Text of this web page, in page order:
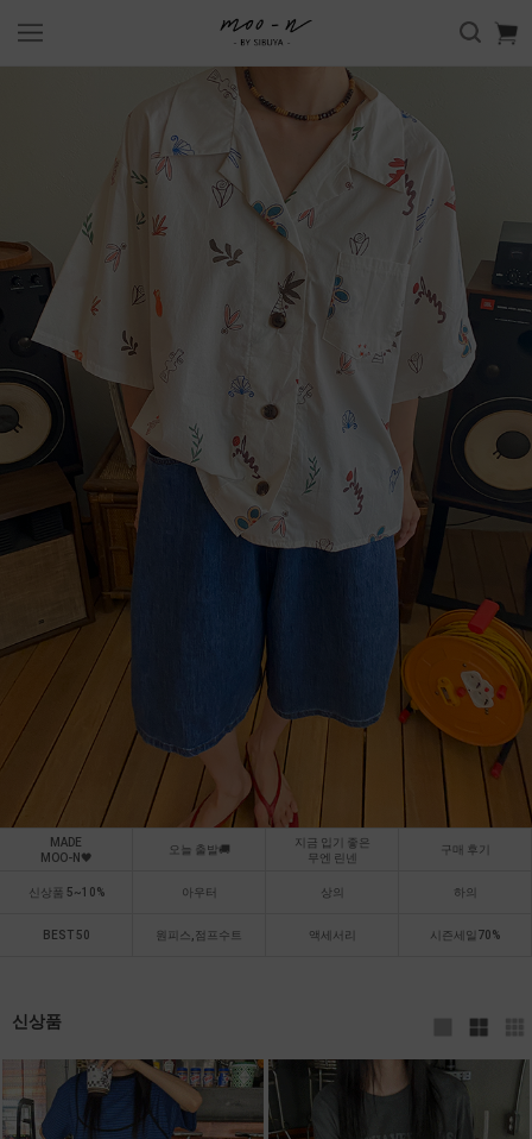
MADE
MOO-N🖤
오늘 출발🚚
지금 입기 좋은
무엔 린넨
구매 후기
신상품 5~10% 아우터 상의 하의
BEST 50 원피스,점프수트 액세서리 시즌세일70%
신상품